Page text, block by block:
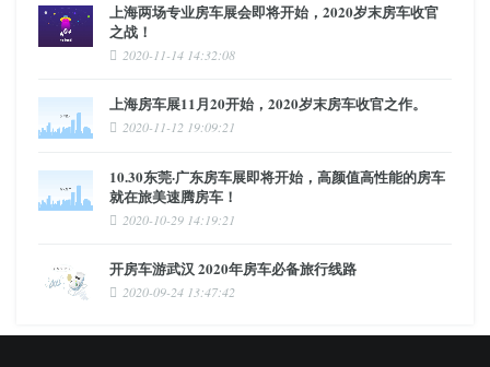
上海两场专业房车展会即将开始，2020岁末房车收官
之战！
2020-11-14 14:32:08
上海房车展11月20开始，2020岁末房车收官之作。
2020-11-12 19:09:21
10.30东莞·广东房车展即将开始，高颜值高性能的房车
就在旅美速腾房车！
2020-10-29 14:19:21
开房车游武汉 2020年房车必备旅行线路
2020-09-24 13:47:42